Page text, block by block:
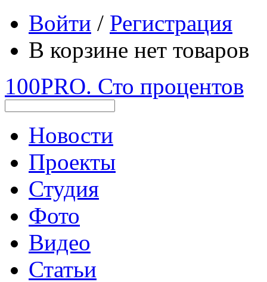
Войти / Регистрация
В корзине нет товаров
100PRO. Сто процентов
Новости
Проекты
Студия
Фото
Видео
Статьи